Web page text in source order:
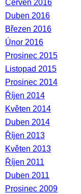
Červen 2016
Duben 2016
Březen 2016
Únor 2016
Prosinec 2015
Listopad 2015
Prosinec 2014
Říjen 2014
Květen 2014
Duben 2014
Říjen 2013
Květen 2013
Říjen 2011
Duben 2011
Prosinec 2009